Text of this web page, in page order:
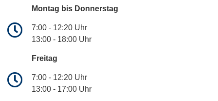
Montag bis Donnerstag
7:00 - 12:20 Uhr
13:00 - 18:00 Uhr
Freitag
7:00 - 12:20 Uhr
13:00 - 17:00 Uhr